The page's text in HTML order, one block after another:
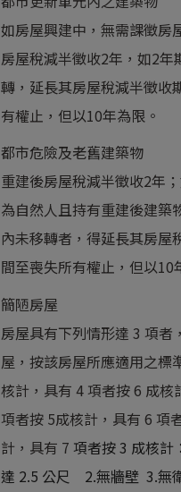
如房屋興建中，無需課徵房
房屋稅減半徵收2年，如2年
轉，延長其房屋稅減半徵收
有權止，但以10年為限。
都市危險及老舊建築物
重建後房屋稅減半徵收2年
為自然人且持有重建後建築
內未移轉者，得延長其房屋
間至喪失所有權止，但以10
簡陋房屋
房屋具有下列情形達 3 項者
屋，按該房屋所應適用之標
核計，具有 4 項者按 6 成核
項者按 5成核計，具有 6 項
計，具有 7 項者按 3 成核
達 2.5 公尺 2.無牆壁 3.無